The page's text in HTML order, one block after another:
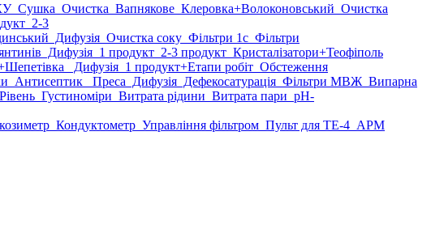
Сушка Очистка Вапнякове Клеровка+Волоконовський Очистка
2-3
Дифузія Очистка соку Фільтри 1с Фільтри
Дифузія 1 продукт 2-3 продукт Кристалізатори+Теофіполь
Дифузія 1 продукт+Етапи робіт Обстеження
Антисептик Преса Дифузія Дефекосатурація Фільтри МВЖ Випарна
Рівень Густиноміри Витрата рідини Витрата пари рН-
Кондуктометр Управління фільтром Пульт для ТЕ-4 АРМ